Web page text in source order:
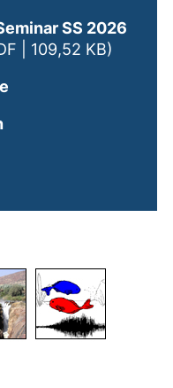
SS 2026
| 109,52 KB)
(externer Link, öffnet
Link, öffnet